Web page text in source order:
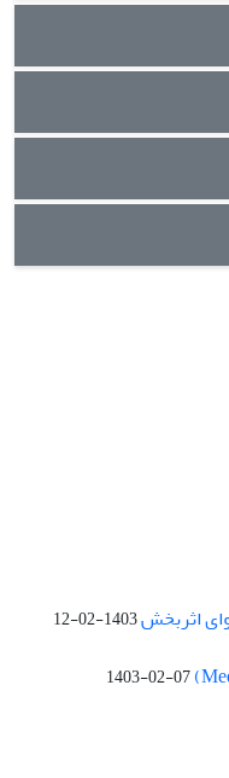
اثربخش1403-02-12
1403-02-07